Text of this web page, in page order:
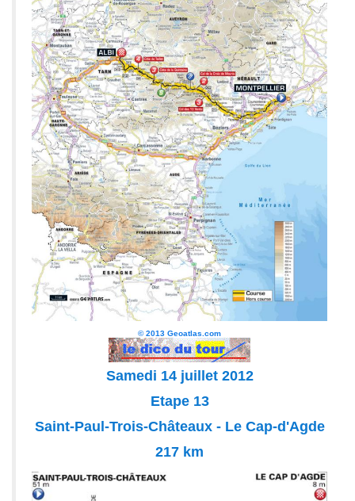
© 2013 Geoatlas.com
Samedi 14 juillet 2012
Etape 13
Saint-Paul-Trois-Châteaux - Le Cap-d'Agde
217 km